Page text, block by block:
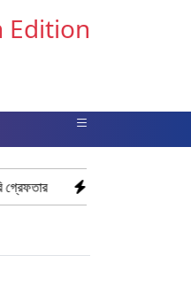
Edition
ঢাকা চট্টগ্রাম মহাসড়ক স্টার লাইন